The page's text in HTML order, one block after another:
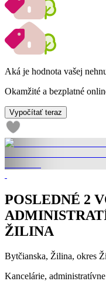
Aká je hodnota vašej
Okamžité a bezplatné
Vypočítať teraz
POSLEDNÉ 2
ŽILINA
Bytčianska, Žilina, okres
Kancelárie,